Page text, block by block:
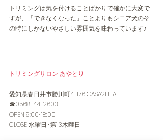
トリミングは気を付けることばかりで確かに大変で
すが、「できなくなった」ことよりもシニア犬のそ
の時にしかないやさしい雰囲気を味わっています♪
トリミングサロン あやとり
愛知県春日井市勝川町4-176 CASA21 1-A
☎0568-44-2603
OPEN 9:00~18:00
CLOSE 水曜日･第1,3木曜日